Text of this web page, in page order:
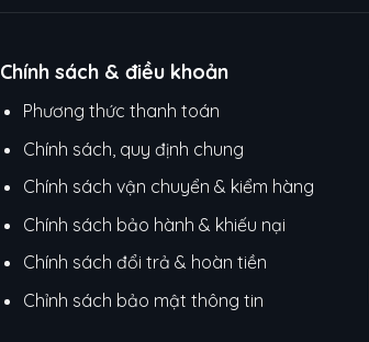
Chính sách & điều khoản
Phương thức thanh toán
Chính sách, quy định chung
Chính sách vận chuyển & kiểm hàng
Chính sách bảo hành & khiếu nại
Chính sách đổi trả & hoàn tiền
Chỉnh sách bảo mật thông tin